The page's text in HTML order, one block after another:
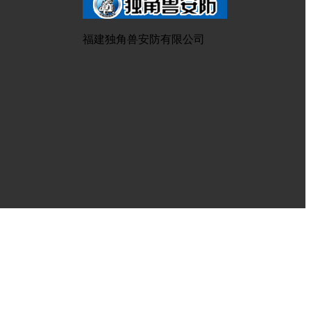
福建独角兽安防有限公司